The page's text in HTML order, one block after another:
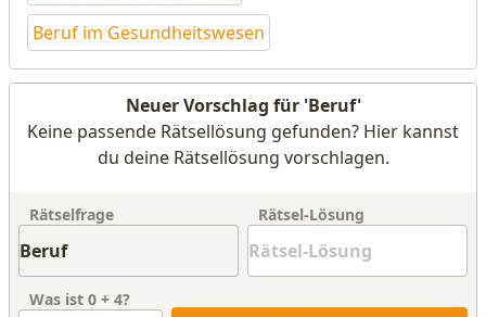
Beruf im Gesundheitswesen
Neuer Vorschlag für 'Beruf'
Keine passende Rätsellösung gefunden? Hier kannst
du deine Rätsellösung vorschlagen.
Rätselfrage Rätsel-Lösung
Was ist 0 + 4?